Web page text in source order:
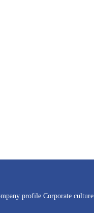
profile Corporate culture